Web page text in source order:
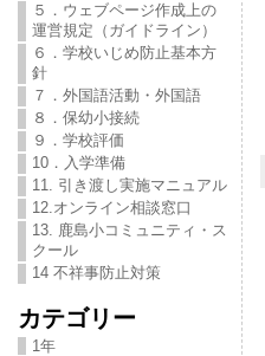
５．ウェブページ作成上の
運営規定（ガイドライン）
６．学校いじめ防止基本方
針
７．外国語活動・外国語
８．保幼小接続
９．学校評価
10．入学準備
11. 引き渡し実施マニュアル
12.オンライン相談窓口
13. 鹿島小コミュニティ・ス
クール
14 不祥事防止対策
カテゴリー
1年